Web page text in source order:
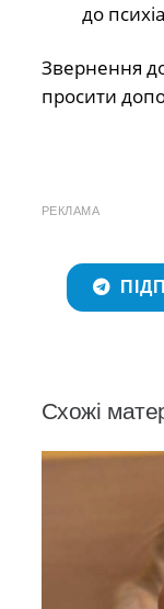
до
Звернення
просити
РЕКЛАМА
Схожі